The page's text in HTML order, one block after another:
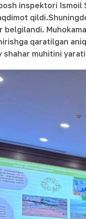
inspektori
qaratilgan
shahar muhitini